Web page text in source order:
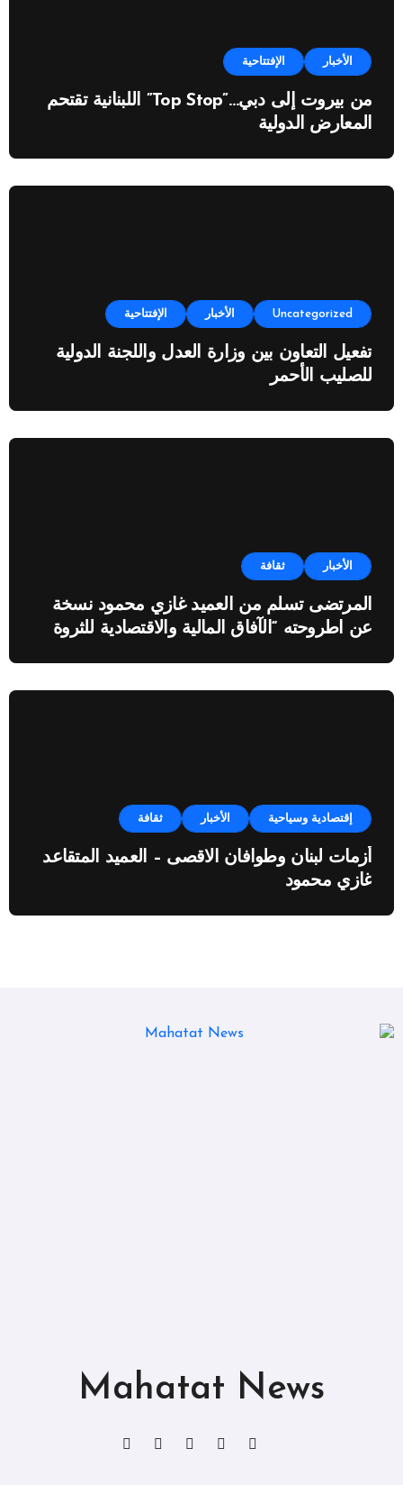
الأخبار الإفتتاحية
من بيروت إلى دبي…”Top Stop” اللبنانية تقتحم
المعارض الدولية
Uncategorized الأخبار الإفتتاحية
تفعيل التعاون بين وزارة العدل واللجنة الدولية
للصليب الأحمر
الأخبار ثقافة
المرتضى تسلم من العميد غازي محمود نسخة
عن اطروحته “الآفاق المالية والاقتصادية للثروة
إقتصادية وسياحية الأخبار ثقافة
أزمات لبنان وطوافان الاقصى – العميد المتقاعد
غازي محمود
Mahatat News